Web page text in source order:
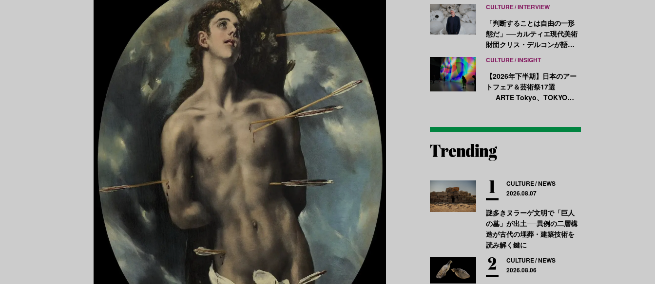
CULTURE INTERVIEW
「判断することは自由の一形
態だ」──カルティエ現代美術
財団クリス・デルコンが語
CULTURE INSIGHT
【2026年下半期】日本のアー
トフェア＆芸術祭17選
──ARTE Tokyo、TOKYO
CULTURE NEWS
2026.08.07
謎多きヌラーゲ文明で「巨人
の墓」が出土──異例の二層構
造が古代の埋葬・建築技術を
読み解く鍵に
CULTURE NEWS
2026.08.06